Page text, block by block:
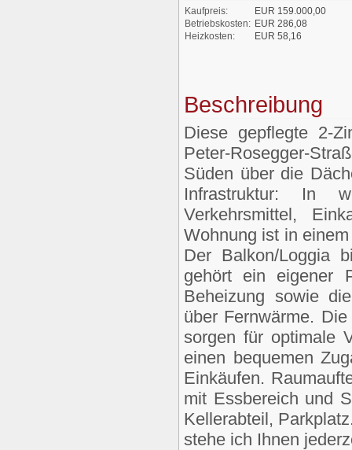
Kaufpreis:
EUR 159.000,00
Betriebskosten: EUR 286,08
Heizkosten:
EUR 58,16
Beschreibung
Diese gepflegte 2-
Peter-Rosegger-
Süden über die
Infrastruktur: In
Verkehrsmittel,
Wohnung ist in
Der Balkon/Loggia
gehört ein eigener
Beheizung sowie
über Fernwärme.
sorgen für optimale
einen bequemen
Einkäufen.
mit Essbereich und
Kellerabteil,
stehe ich Ihnen